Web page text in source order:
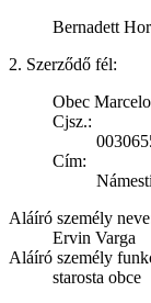
Bernadett
2. Szerződő fél:
Obec
Cjsz.:
Cím:
Aláíró személy
Ervin Varga
Aláíró személy
starosta obce